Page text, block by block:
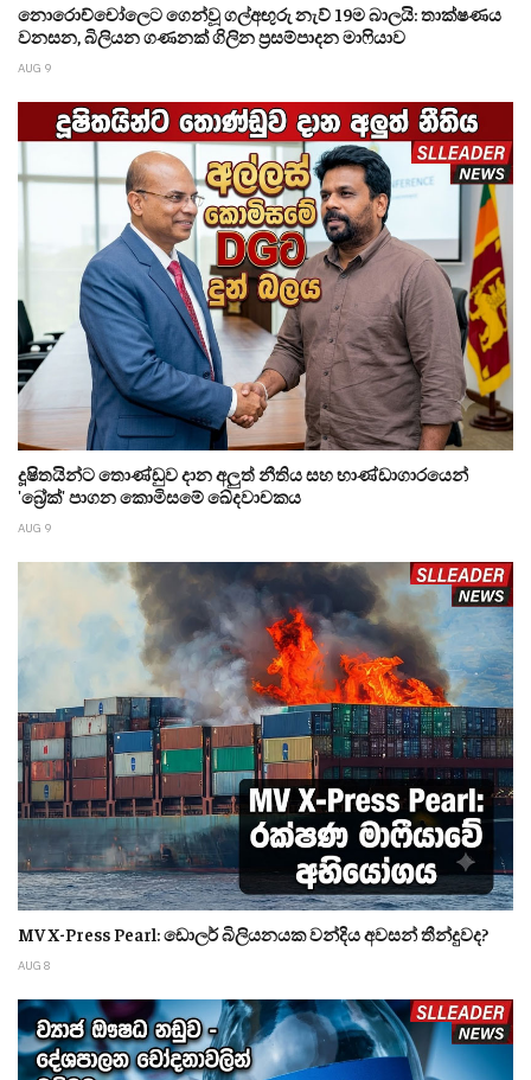
නොරොච්චෝලෙට ගෙන්වූ ගල්අඟුරු නැව් 19ම බාලයි: තාක්ෂණය
වනසන, බිලියන ගණනක් ගිලින ප්‍රසම්පාදන මාෆියාව
AUG 9
දූෂිතයින්ට තොණ්ඩුව දාන අලුත් නීතිය සහ භාණ්ඩාගාරයෙන්
'බ්‍රේක්' පාගන කොමිසමේ ඛේදවාචකය
AUG 9
MV X-Press Pearl: ඩොලර් බිලියනයක වන්දිය අවසන් තීන්දුවද?
AUG 8